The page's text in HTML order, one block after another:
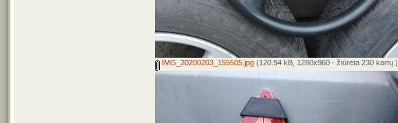
IMG_20200203_155505.jpg(120.94 kB, 1280x960 - žiūrėta 230 kartų.)